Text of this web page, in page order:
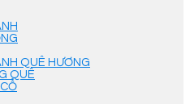
QUÊ HƯƠNG
QUÊ